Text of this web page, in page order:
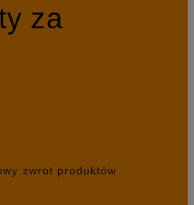
za
zwrot produktów